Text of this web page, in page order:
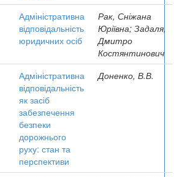
Адміністративна
відповідальність
юридичних осіб
Рак, Сніжана
Юріївна; Задаля,
Дмитро
Костянтинович
Адміністративна
відповідальність
як засіб
забезпечення
безпеки
дорожнього
руху: стан та
перспективи
Доненко, В.В.